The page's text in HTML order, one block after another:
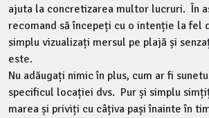
ajuta la concretizarea multor lucruri. În
recomand să începeți cu o intenție la fel
simplu vizualizați mersul pe plajă și
este.
Nu adăugați nimic în plus, cum ar fi
specificul locației dvs. Pur și simplu
marea și priviți cu câțiva pași înainte în